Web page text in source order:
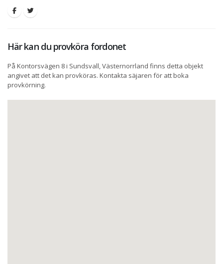
Här kan du provköra fordonet
På Kontorsvägen 8 i Sundsvall, Västernorrland finns detta objekt
angivet att det kan provköras. Kontakta säjaren för att boka
provkörning.